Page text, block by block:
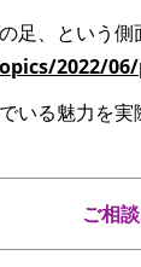
足、という
2022/
いる魅力を実
ご相